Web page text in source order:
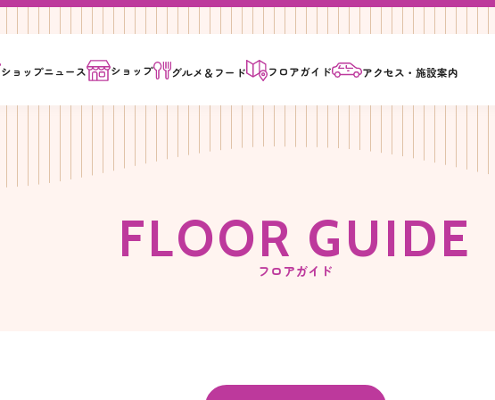
ショップニュース ショップ グルメ＆ フード フロアガイド アクセス・施設案内
FLOOR GUIDE
フロアガイド